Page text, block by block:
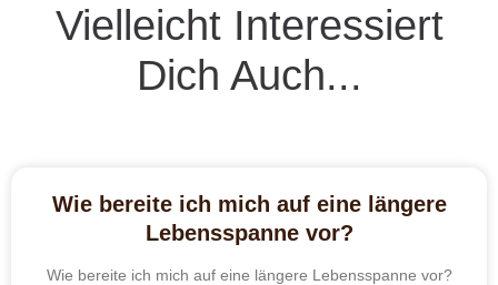
Vielleicht Interessiert
Dich Auch...
Wie bereite ich mich auf eine längere
Lebensspanne vor?
Wie bereite ich mich auf eine längere Lebensspanne vor?